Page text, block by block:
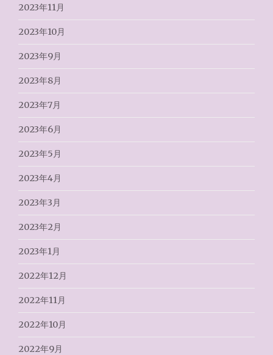
2023年11月
2023年10月
2023年9月
2023年8月
2023年7月
2023年6月
2023年5月
2023年4月
2023年3月
2023年2月
2023年1月
2022年12月
2022年11月
2022年10月
2022年9月